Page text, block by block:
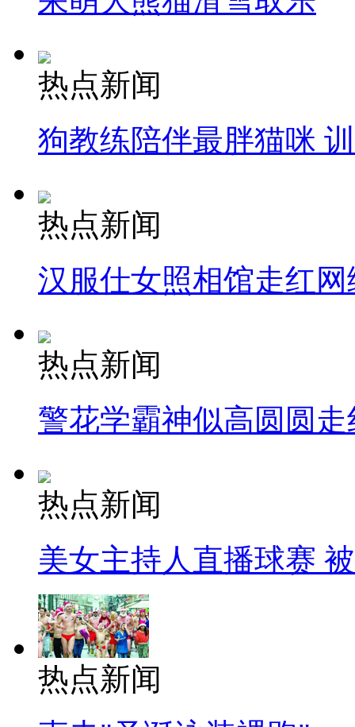
热点新闻
狗教练陪伴最胖猫咪
热点新闻
汉服仕女照相馆走红网
热点新闻
警花学霸神似高圆圆走
热点新闻
美女主持人直播球赛
热点新闻